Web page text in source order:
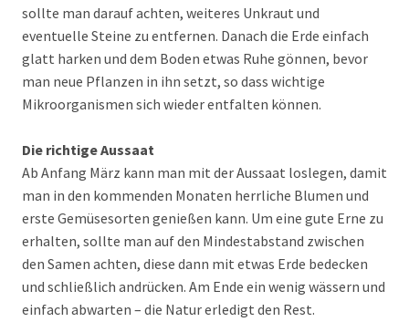
sollte man darauf achten, weiteres Unkraut und
eventuelle Steine zu entfernen. Danach die Erde einfach
glatt harken und dem Boden etwas Ruhe gönnen, bevor
man neue Pflanzen in ihn setzt, so dass wichtige
Mikroorganismen sich wieder entfalten können.
Die richtige Aussaat
Ab Anfang März kann man mit der Aussaat loslegen, damit
man in den kommenden Monaten herrliche Blumen und
erste Gemüsesorten genießen kann. Um eine gute Erne zu
erhalten, sollte man auf den Mindestabstand zwischen
den Samen achten, diese dann mit etwas Erde bedecken
und schließlich andrücken. Am Ende ein wenig wässern und
einfach abwarten – die Natur erledigt den Rest.